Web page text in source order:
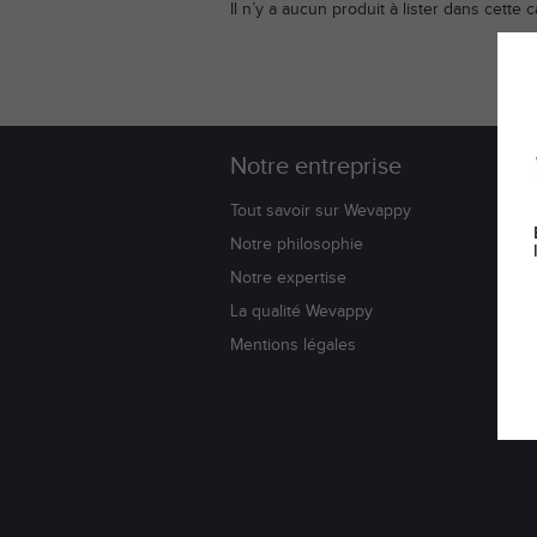
Il n’y a aucun produit à lister dans cette
Notre entreprise
Tout savoir sur Wevappy
Notre philosophie
Notre expertise
La qualité Wevappy
Mentions légales